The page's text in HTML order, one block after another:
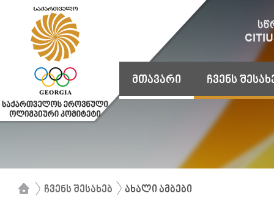
მთავარი ჩვენს
ჩვენს შესახებ ახალი ამბები